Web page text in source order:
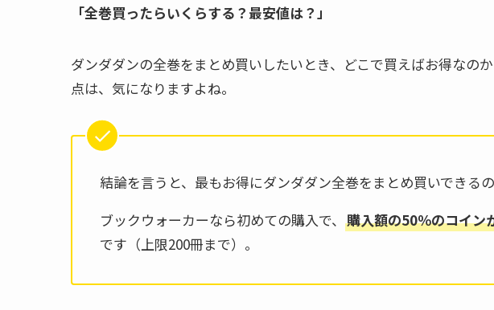
「全巻買ったらいくらする？最安値は？」
ダンダダンの全巻をまとめ買いしたいとき、どこで買えばお得なの
点は、気になりますよね。
結論を言うと、最もお得にダンダダン全巻をまとめ買いできるの
ブックウォーカーなら初めての購入で、 購入額の50％のコイン
です（上限200冊まで）。